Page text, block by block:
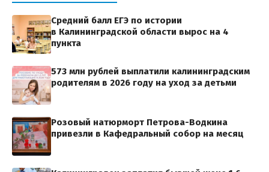
Средний балл ЕГЭ по истории
в Калининградской области вырос на 4
пункта
573 млн рублей выплатили калининградским
родителям в 2026 году на уход за детьми
Розовый натюрморт Петрова-Водкина
привезли в Кафедральный собор на месяц